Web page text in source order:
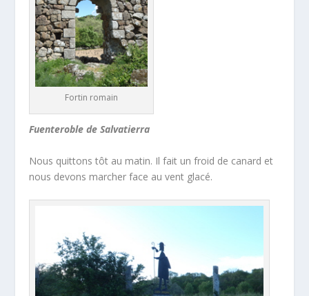
Fortin romain
Fuenteroble de Salvatierra
Nous quittons tôt au matin. Il fait un froid de canard et
nous devons marcher face au vent glacé.